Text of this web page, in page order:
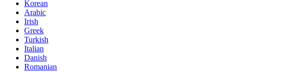
Korean
Arabic
Irish
Greek
Turkish
Italian
Danish
Romanian